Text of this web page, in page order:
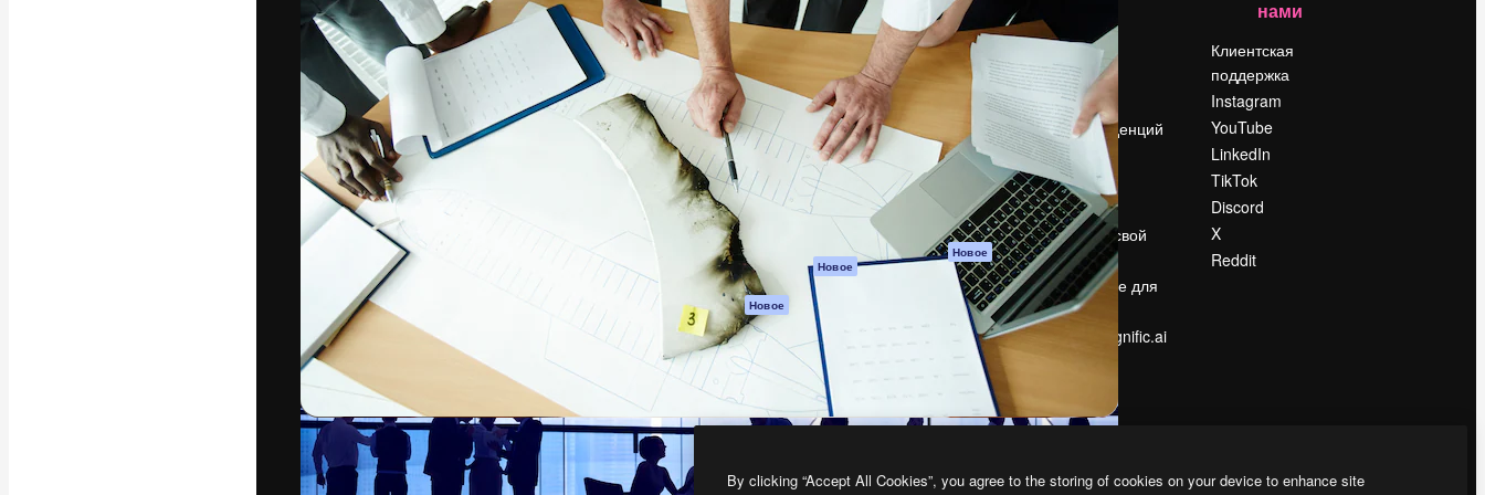
Креативная платформа для создания
ваших лучших работ. Более 1 миллиона
подписчиков среди креаторов,
предприятий, агентств и студий.
Pусский
Spaces
ИИ-помощник
Генератор
изображений ИИ
Генератор видео
ИИ
Генератор голоса
на основе ИИ
Стоковый контент
MCP для
Claude/ChatGPT
Новое
Агенты Новое
API
Мобильное
приложение
Все инструменты
Magnific
Academy
Документация по
Пакету ИИ
Служба
поддержки
Условия и
положения
Политика
конфиденциальности
Оригиналы Новое
Политика файлов
Центр доверия
Предприятие
Цены
О нас
Reviews
Вакансии
Поиск тенденций
Блог
События
Slidesgo
Продайте свой
контент
Помещение для
прессы
Ищете magnific.ai
нами
Клиентская
поддержка
Instagram
YouTube
LinkedIn
TikTok
Discord
X
Reddit
By clicking “Accept All Cookies”, you agree to the storing of cookies on your device to enhance site